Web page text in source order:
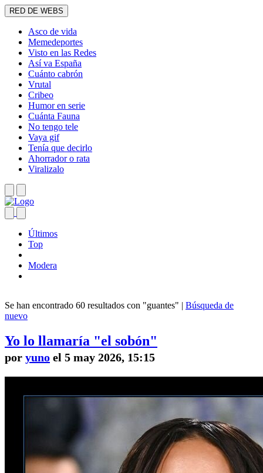
RED DE WEBS
Asco de vida
Memedeportes
Visto en las Redes
Así va España
Cuánto cabrón
Vrutal
Cribeo
Humor en serie
Cuánta Fauna
No tengo tele
Vaya gif
Tenía que decirlo
Ahorrador o rata
Viralizalo
Últimos
Top
Modera
Se han encontrado 60 resultados con "guantes" | Búsqueda de
nuevo
Yo lo llamaría "el sobón"
por yuno el 5 may 2026, 15:15